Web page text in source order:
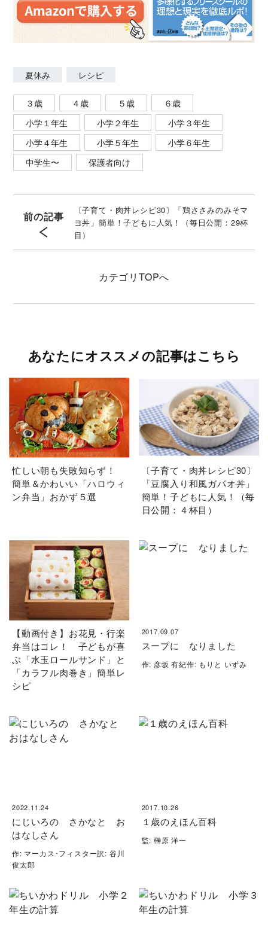
夏休み レシピ
３歳 ４歳 ５歳
６歳
小学１年生
小学２年生
小学３年生
小学４年生
小学５年生
小学６年生
中学生〜
保護者向け
前の記事
〔子育て・肉丼レシピ30〕「鶏ささみのみそマ
ヨ丼」簡単！子どもに人気！（毎日公開：29杯
目）
カテゴリ TOPへ
あなたにオススメの記事はこちら
忙しい朝も失敗知らず！
簡単＆かわいい「ハロウィ
ン弁当」おかず５選
〔子育て・肉丼レシピ30〕
「豆腐入り和風ガパオ丼」
簡単！子どもに人気！（毎
日公開：４杯目）
【動画付き】お花見・行楽
弁当はコレ！ 子どもが喜
ぶ「水玉ロールサンド」と
「カラフル肉巻き」簡単レ
シピ
2017.09.07
スープに なりました
作: 彦坂 有紀作: もりと いずみ
2022.11.24
にじいろの さかなと お
はなしさん
作: マーカス･フィスター訳: 谷川
俊太郎
2017.10.26
１歳のえほん百科
監: 榊原 洋一